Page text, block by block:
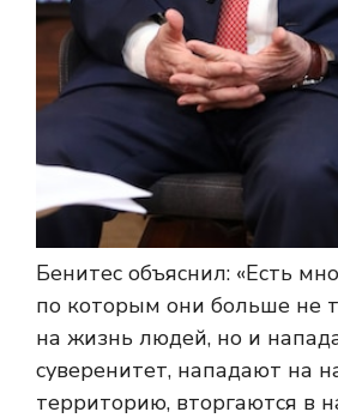
Бенитес объяснил: «Есть
по которым они больше не
на жизнь людей, но и
суверенитет, нападают на
территорию, вторгаются в